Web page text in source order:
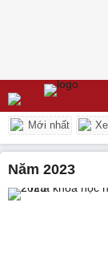
Mới nhất
năm 2023